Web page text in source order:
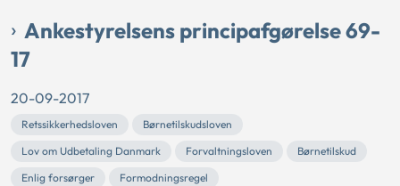
Ankestyrelsens principafgørelse 69-
17
20-09-2017
Retssikkerhedsloven
Børnetilskudsloven
Lov om Udbetaling Danmark
Forvaltningsloven
Børnetilskud
Enlig forsørger
Formodningsregel